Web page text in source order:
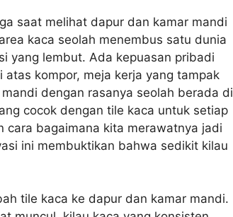
saat melihat dapur dan kamar mandi
kaca seolah menembus satu dunia
yang lembut. Ada kepuasan pribadi
kompor, meja kerja yang tampak
dengan rasanya seolah berada di
cocok dengan tile kaca untuk setiap
cara bagaimana kita merawatnya jadi
ini membuktikan bahwa sedikit kilau
tile kaca ke dapur dan kamar mandi.